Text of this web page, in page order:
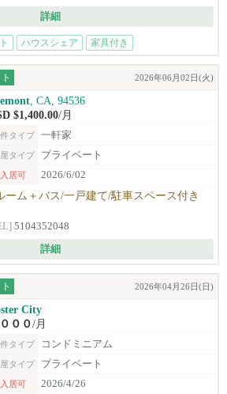
詳細
ハウスシェア 家具付き
2026年06月02日(火)
, CA, 94536
$1,400.00/月
タイプ 一軒家
タイプ プライベート
居可 2026/6/02
ーム＋バス/一戸建て/駐車スペース付き
5104352048
詳細
2026年04月26日(日)
City
００/月
タイプ コンドミニアム
タイプ プライベート
居可 2026/4/26